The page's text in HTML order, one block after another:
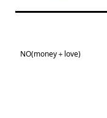
NO(money＋love)